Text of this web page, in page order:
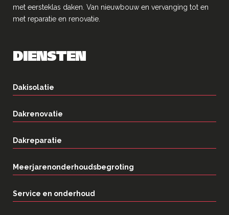
met eersteklas daken. Van nieuwbouw en vervanging tot en
met reparatie en renovatie.
DIENSTEN
Dakisolatie
Dakrenovatie
Dakreparatie
Meerjarenonderhoudsbegroting
Service en onderhoud